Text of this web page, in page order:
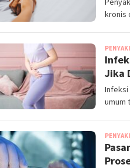
kronis
Jika
Infeksi
umum